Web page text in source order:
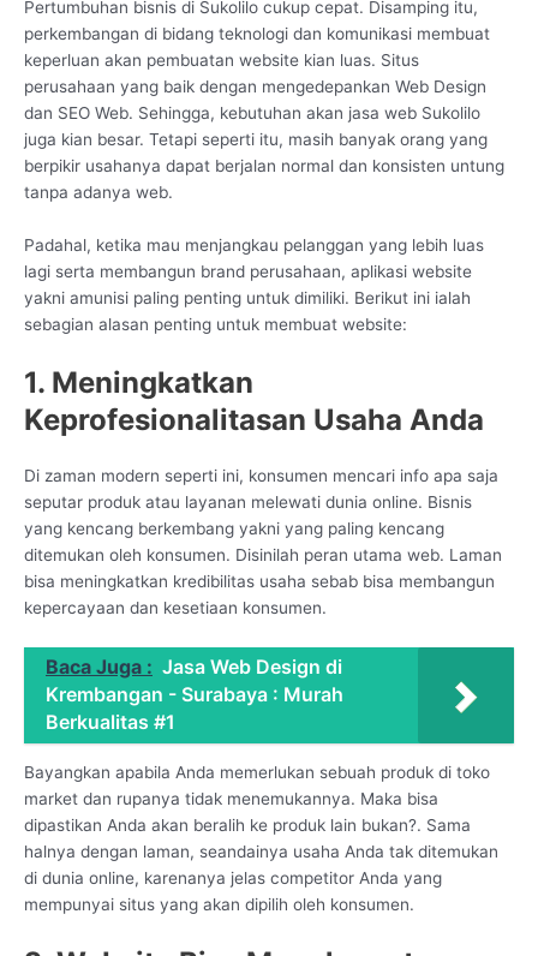
Pertumbuhan bisnis di Sukolilo cukup cepat. Disamping itu,
perkembangan di bidang teknologi dan komunikasi membuat
keperluan akan pembuatan website kian luas. Situs
perusahaan yang baik dengan mengedepankan Web Design
dan SEO Web. Sehingga, kebutuhan akan jasa web Sukolilo
juga kian besar. Tetapi seperti itu, masih banyak orang yang
berpikir usahanya dapat berjalan normal dan konsisten untung
tanpa adanya web.
Padahal, ketika mau menjangkau pelanggan yang lebih luas
lagi serta membangun brand perusahaan, aplikasi website
yakni amunisi paling penting untuk dimiliki. Berikut ini ialah
sebagian alasan penting untuk membuat website:
1. Meningkatkan
Keprofesionalitasan Usaha Anda
Di zaman modern seperti ini, konsumen mencari info apa saja
seputar produk atau layanan melewati dunia online. Bisnis
yang kencang berkembang yakni yang paling kencang
ditemukan oleh konsumen. Disinilah peran utama web. Laman
bisa meningkatkan kredibilitas usaha sebab bisa membangun
kepercayaan dan kesetiaan konsumen.
Baca Juga : Jasa Web Design di
Krembangan - Surabaya : Murah
Berkualitas #1
Bayangkan apabila Anda memerlukan sebuah produk di toko
market dan rupanya tidak menemukannya. Maka bisa
dipastikan Anda akan beralih ke produk lain bukan?. Sama
halnya dengan laman, seandainya usaha Anda tak ditemukan
di dunia online, karenanya jelas competitor Anda yang
mempunyai situs yang akan dipilih oleh konsumen.